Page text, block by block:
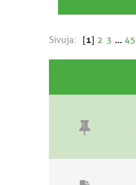
Sivuja: [1] 2 3 ... 45